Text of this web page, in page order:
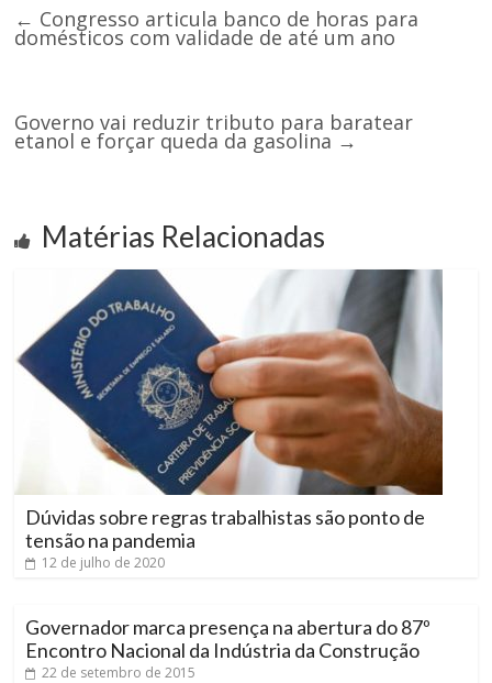
← Congresso articula banco de horas para
domésticos com validade de até um ano
Governo vai reduzir tributo para baratear
etanol e forçar queda da gasolina →
Matérias Relacionadas
Dúvidas sobre regras trabalhistas são ponto de
tensão na pandemia
12 de julho de 2020
Governador marca presença na abertura do 87º
Encontro Nacional da Indústria da Construção
22 de setembro de 2015